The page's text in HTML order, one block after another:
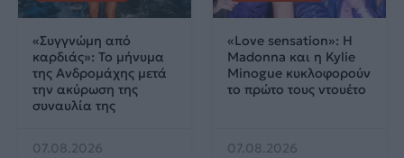
«Συγγνώμη από
καρδιάς»: Το μήνυμα
της Ανδρομάχης μετά
την ακύρωση της
συναυλία της
07.08.2026
«Love sensation»: Η
Madonna και η Kylie
Minogue κυκλοφορούν
το πρώτο τους ντουέτο
07.08.2026